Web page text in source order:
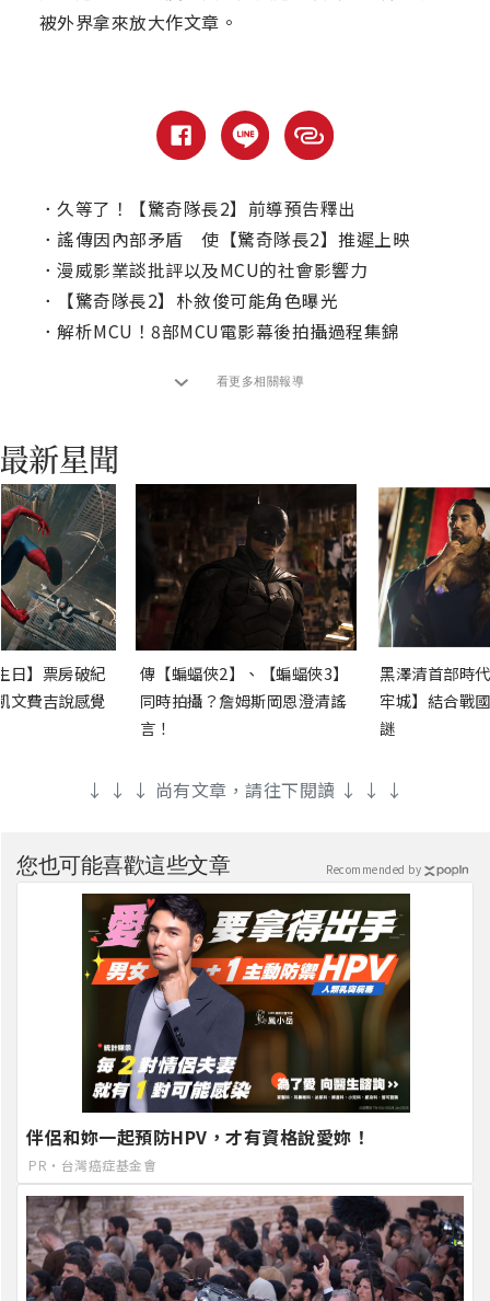
被外界拿來放大作文章。
． 久等了！【驚奇隊長2】前導預告釋出
． 謠傳因內部矛盾 使【驚奇隊長2】推遲上映
． 漫威影業談批評以及MCU的社會影響力
．
【驚奇隊長2】朴敘俊可能角色曝光
． 解析MCU！8部MCU電影幕後拍攝過程集錦
看更多相關報導
日】票房破紀
文費吉說感覺
傳【蝙蝠俠2】、【蝙蝠俠3】
同時拍攝？詹姆斯岡恩澄清謠
言！
黑澤清首部時
牢城】結合戰
謎
↓ ↓ ↓ 尚有文章，請往下閱讀 ↓ ↓ ↓
您也可能喜歡這些文章
伴侶和妳一起預防HPV，才有資格說愛妳！
PR・台灣癌症基金會
Recommended by